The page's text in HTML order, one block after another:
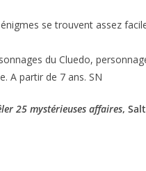
se trouvent assez
du Cluedo,
A partir de 7 ans. SN
25 mystérieuses affaires,